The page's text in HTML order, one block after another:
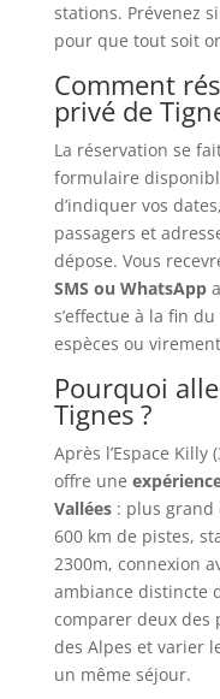
stations. Prévenez
pour que tout soit
Comment
privé de
La réservation se
formulaire
d’indiquer vos
passagers et
dépose. Vous
SMS ou WhatsApp
s’effectue à la fin
espèces ou
Pourquoi
Tignes ?
Après l’Espace Killy
offre une
Vallées: plus grand
600 km de pistes,
2300m, connexion
ambiance distincte
comparer deux des
des Alpes et varier
un même séjour.